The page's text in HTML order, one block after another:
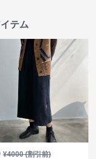
テム
¥4000(割引前)